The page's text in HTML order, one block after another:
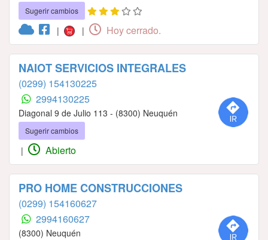
Sugerir cambios
| | Hoy cerrado.
NAIOT SERVICIOS INTEGRALES
(0299) 154130225
2994130225
Diagonal 9 de Julio 113 - (8300) Neuquén
Sugerir cambios
| Abierto
PRO HOME CONSTRUCCIONES
(0299) 154160627
2994160627
(8300) Neuquén